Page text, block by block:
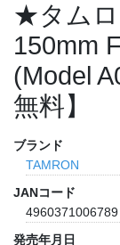
★タムロ
150mm
(Model
無料】
ブランド
TAMRON
JANコード
4960371006789
発売年月日